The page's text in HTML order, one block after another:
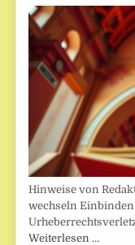
Hinweise von
wechseln
Weiterlesen …